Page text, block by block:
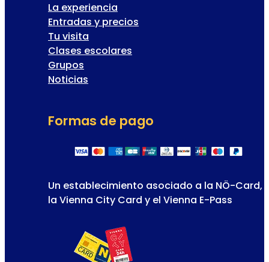
La experiencia
Entradas y precios
Tu visita
Clases escolares
Grupos
Noticias
Formas de pago
Un establecimiento asociado a la NÖ-Card,
la Vienna City Card y el Vienna E-Pass